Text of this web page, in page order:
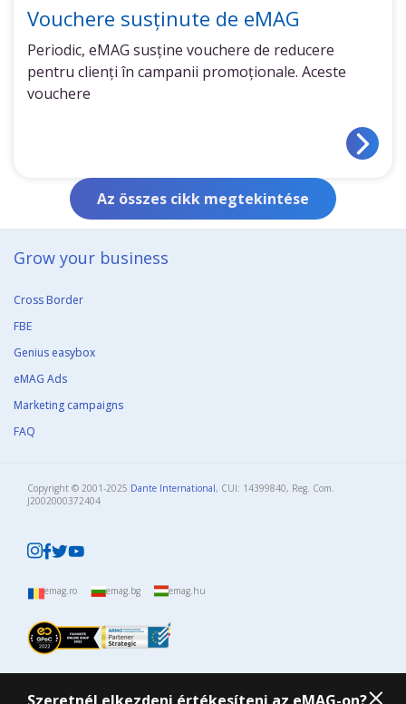
Vouchere susținute de eMAG
Periodic, eMAG susține vouchere de reducere
pentru clienți în campanii promoționale. Aceste
vouchere
Az összes cikk megtekintése
Grow your business​
Cross Border
FBE
Genius easybox
eMAG Ads
Marketing campaigns
FAQ
Copyright © 2001-2025 Dante International, CUI: 14399840, Reg. Com.
J2002000372404​
emag.ro emag.bg emag.hu